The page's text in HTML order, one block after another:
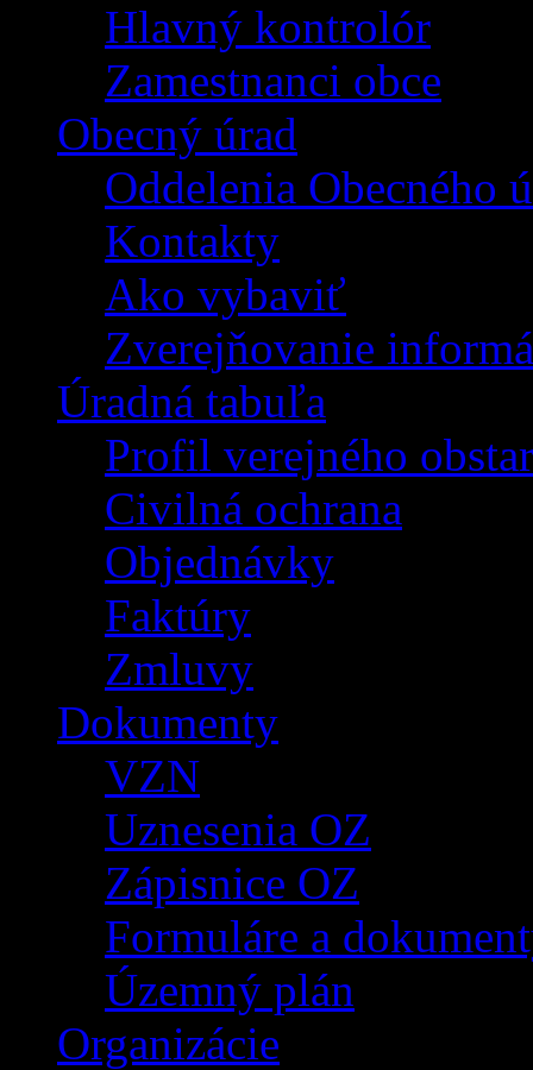
Hlavný kontrolór
Zamestnanci obce
Obecný úrad
Oddelenia Obecného
Kontakty
Ako vybaviť
Zverejňovanie
Úradná tabuľa
Profil verejného
Civilná ochrana
Objednávky
Faktúry
Zmluvy
Dokumenty
VZN
Uznesenia OZ
Zápisnice OZ
Formuláre a
Územný plán
Organizácie